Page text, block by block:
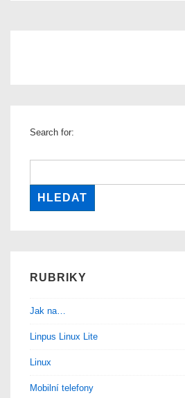
Search for:
RUBRIKY
Jak na…
Linpus Linux Lite
Linux
Mobilní telefony